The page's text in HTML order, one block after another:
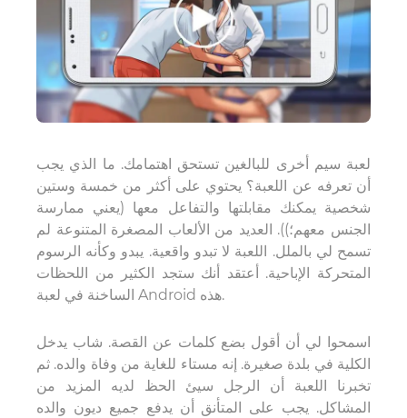
لعبة سيم أخرى للبالغين تستحق اهتمامك. ما الذي يجب
أن تعرفه عن اللعبة؟ يحتوي على أكثر من خمسة وستين
شخصية يمكنك مقابلتها والتفاعل معها (يعني ممارسة
الجنس معهم؛)). العديد من الألعاب المصغرة المتنوعة لم
تسمح لي بالملل. اللعبة لا تبدو واقعية. يبدو وكأنه الرسوم
المتحركة الإباحية. أعتقد أنك ستجد الكثير من اللحظات
الساخنة في لعبة Android هذه.
اسمحوا لي أن أقول بضع كلمات عن القصة. شاب يدخل
الكلية في بلدة صغيرة. إنه مستاء للغاية من وفاة والده. ثم
تخبرنا اللعبة أن الرجل سيئ الحظ لديه المزيد من
المشاكل. يجب على المتأنق أن يدفع جميع ديون والده